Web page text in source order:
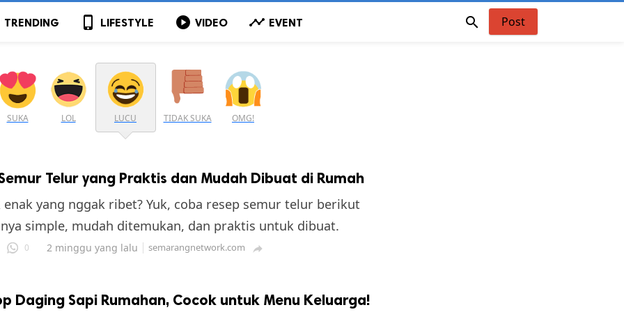
TRENDING phone_iphone LIFESTYLE play_circle VIDEO timeline EVENT  Post
SUKA LOL LUCU TIDAK SUKA OMG!
Telur yang Praktis dan Mudah Dibuat di Rumah
yang nggak ribet? Yuk, coba resep semur telur berikut
simple, mudah ditemukan, dan praktis untuk dibuat.
0 2 minggu yang lalu semarangnetwork.com 
Daging Sapi Rumahan, Cocok untuk Menu Keluarga!